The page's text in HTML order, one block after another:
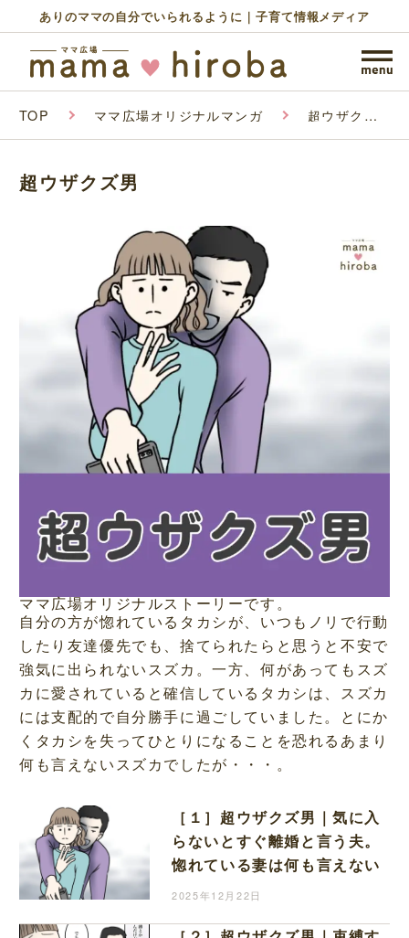
ありのママの自分でいられるように｜子育て情報メディア
TOP ママ広場オリジナルマンガ 超ウザクズ
超ウザクズ男
ママ広場オリジナルストーリーです。
自分の方が惚れているタカシが、いつもノリで行動
したり友達優先でも、捨てられたらと思うと不安で
強気に出られないスズカ。一方、何があってもスズ
カに愛されていると確信しているタカシは、スズカ
には支配的で自分勝手に過ごしていました。とにか
くタカシを失ってひとりになることを恐れるあまり
何も言えないスズカでしたが・・・。
［１］超ウザクズ男｜気に入
らないとすぐ離婚と言う夫。
惚れている妻は何も言えない
2025年12月22日